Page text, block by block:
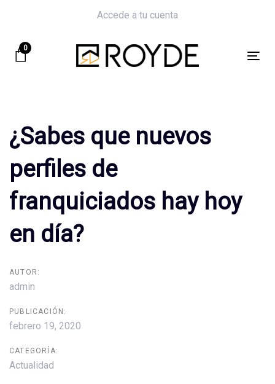
primary
navigation
Accede a tu cuenta
0
¿Sabes que nuevos
perfiles de
franquiciados hay hoy
en día?
AUTOR:
admin
PUBLICACIÓN:
febrero 19, 2020
CATEGORÍA:
Actualidad
navigation